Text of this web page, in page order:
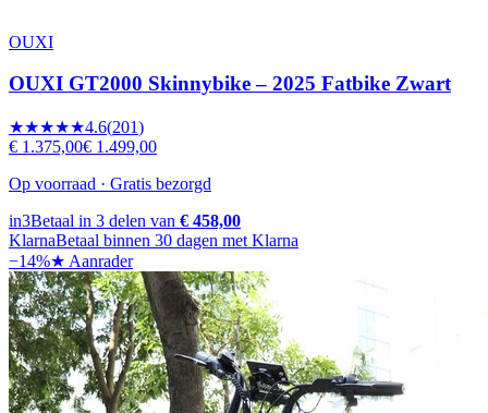
OUXI
OUXI GT2000 Skinnybike – 2025 Fatbike Zwart
★★★★★4.6(201)
€ 1.375,00€ 1.499,00
Op voorraad · Gratis bezorgd
in3Betaal in 3 delen van € 458,00
KlarnaBetaal binnen 30 dagen met Klarna
−14%★ Aanrader